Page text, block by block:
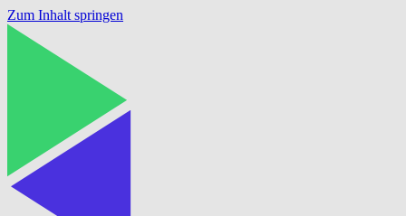
Zum Inhalt springen